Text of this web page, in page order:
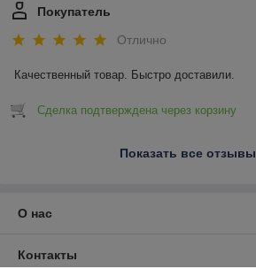
Покупатель
Отлично
Качественный товар. Быстро доставили.
Сделка подтверждена через корзину
Показать все отзывы
О нас
Контакты